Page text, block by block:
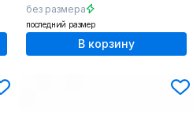
без размера
последний размер
В корзину